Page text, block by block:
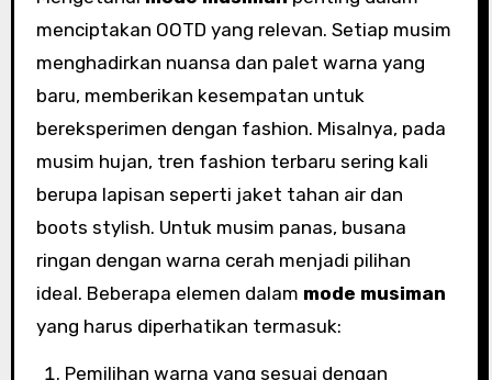
menciptakan OOTD yang relevan. Setiap musim
menghadirkan nuansa dan palet warna yang
baru, memberikan kesempatan untuk
bereksperimen dengan fashion. Misalnya, pada
musim hujan, tren fashion terbaru sering kali
berupa lapisan seperti jaket tahan air dan
boots stylish. Untuk musim panas, busana
ringan dengan warna cerah menjadi pilihan
ideal. Beberapa elemen dalam mode musiman
yang harus diperhatikan termasuk:
Pemilihan warna yang sesuai dengan